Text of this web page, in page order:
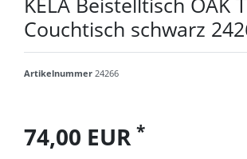
Couchtisch schwarz
Artikelnummer24266
74,00 EUR*